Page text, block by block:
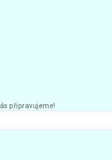
připravujeme!